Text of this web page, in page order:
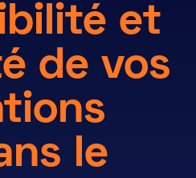
et
de vos
le